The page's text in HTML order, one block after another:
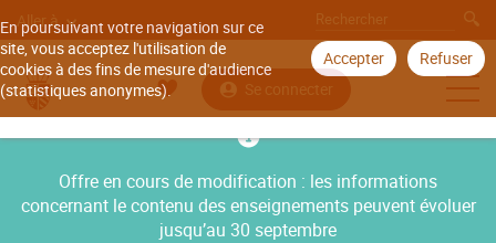
En poursuivant votre navigation sur ce
site, vous acceptez l'utilisation de
cookies à des fins de mesure d'audience
(statistiques anonymes).
Accepter Refuser
Aller à
Se connecter
Offre en cours de modification : les informations
concernant le contenu des enseignements peuvent évoluer
jusqu’au 30 septembre